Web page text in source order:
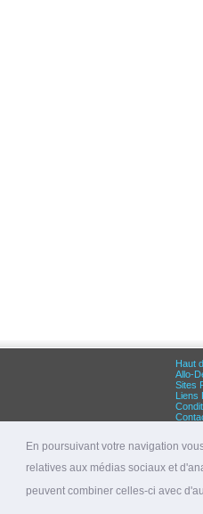
En poursuivant votre navigation
relatives aux médias sociaux et
peuvent combiner celles-ci avec
Haut
Allo-
Sites
Liens